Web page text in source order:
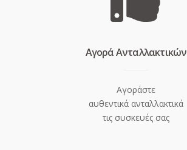
Aγορά Ανταλλακτικών
Αγοράστε
αυθεντικά ανταλλακτικά
τις συσκευές σας